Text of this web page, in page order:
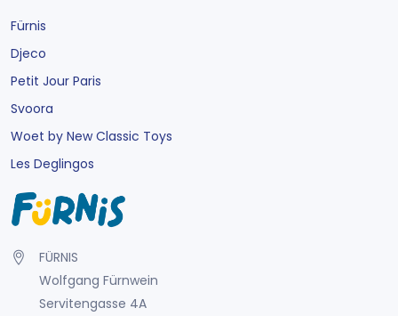
Fürnis
Djeco
Petit Jour Paris
Svoora
Woet by New Classic Toys
Les Deglingos
FÜRNIS
Wolfgang Fürnwein
Servitengasse 4A